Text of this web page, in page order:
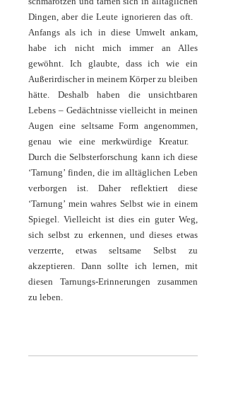
Dingen, aber die Leute ignorieren das oft.
Anfangs als ich in diese Umwelt ankam,
habe ich nicht mich immer an Alles
gewöhnt. Ich glaubte, dass ich wie ein
Außerirdischer in meinem Körper zu bleiben
hätte. Deshalb haben die unsichtbaren
Lebens – Gedächtnisse vielleicht in meinen
Augen eine seltsame Form angenommen,
genau wie eine merkwürdige Kreatur.
Durch die Selbsterforschung kann ich diese
‘Tarnung’ finden, die im alltäglichen Leben
verborgen ist. Daher reflektiert diese
‘Tarnung’ mein wahres Selbst wie in einem
Spiegel. Vielleicht ist dies ein guter Weg,
sich selbst zu erkennen, und dieses etwas
verzerrte, etwas seltsame Selbst zu
akzeptieren. Dann sollte ich lernen, mit
diesen Tarnungs-Erinnerungen zusammen
zu leben.